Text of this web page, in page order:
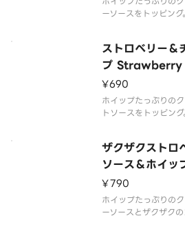
ーソースをトッピン
sa
ストロベリー＆
プ
e ＆ Whipped
¥690
ホイップたっぷりの
トソースをトッピン
sau
ザクザクストロ
ソース＆ホイ
erry ＆
pped Cream
¥790
ホイップたっぷりの
ーソースとザクザク